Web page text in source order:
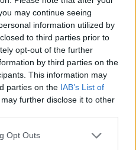
may continue seeing
information utilized by
to third parties prior to
opt-out of the further
by third parties on the
This information may
parties on the IAB’s List of
further disclose it to other
Opt Outs